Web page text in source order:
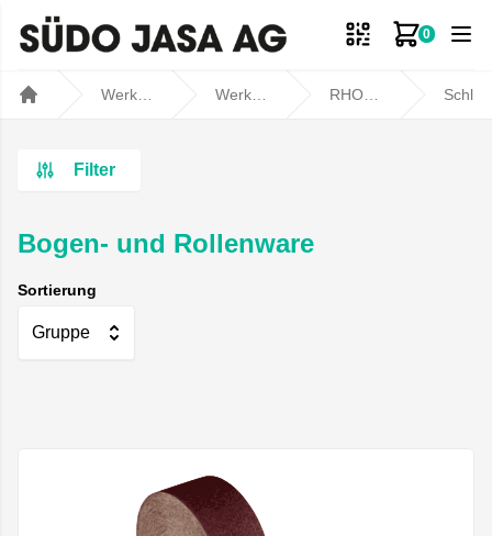
0
Zum
Filter
Bogen- und Rollenware
Sortierung
Gruppe